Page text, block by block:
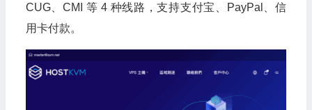
CUG、CMI 等 4 种线路，支持支付宝、PayPal、信
用卡付款。